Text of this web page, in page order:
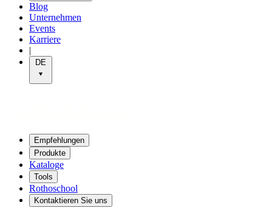
Blog
Unternehmen
Events
Karriere
|
DE
Empfehlungen
Produkte
Kataloge
Tools
Rothoschool
Kontaktieren Sie uns